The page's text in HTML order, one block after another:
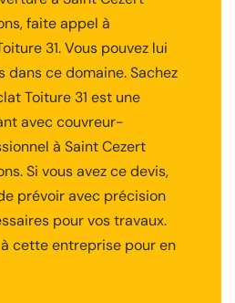
faite appel à
31. Vous pouvez lui
dans ce domaine. Sachez
Toiture 31 est une
avec couvreur-
à Saint Cezert
Si vous avez ce devis,
prévoir avec précision
pour vos travaux.
cette entreprise pour en